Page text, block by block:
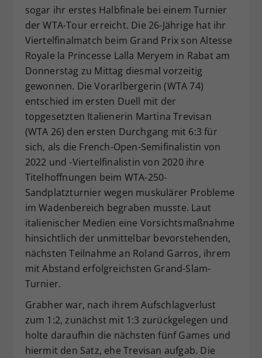
sogar ihr erstes Halbfinale bei einem Turnier
der WTA-Tour erreicht. Die 26-Jährige hat ihr
Viertelfinalmatch beim Grand Prix son Altesse
Royale la Princesse Lalla Meryem in Rabat am
Donnerstag zu Mittag diesmal vorzeitig
gewonnen. Die Vorarlbergerin (WTA 74)
entschied im ersten Duell mit der
topgesetzten Italienerin Martina Trevisan
(WTA 26) den ersten Durchgang mit 6:3 für
sich, als die French-Open-Semifinalistin von
2022 und -Viertelfinalistin von 2020 ihre
Titelhoffnungen beim WTA-250-
Sandplatzturnier wegen muskulärer Probleme
im Wadenbereich begraben musste. Laut
italienischer Medien eine Vorsichtsmaßnahme
hinsichtlich der unmittelbar bevorstehenden,
nächsten Teilnahme an Roland Garros, ihrem
mit Abstand erfolgreichsten Grand-Slam-
Turnier.
Grabher war, nach ihrem Aufschlagverlust
zum 1:2, zunächst mit 1:3 zurückgelegen und
holte daraufhin die nächsten fünf Games und
hiermit den Satz, ehe Trevisan aufgab. Die
Zweck
Dieser Wert speichert Ihre Consent-
Einstellungen. Unter anderem eine
zufällig generierte ID, für die
historische Speicherung Ihrer
vorgenommen Einstellungen, falls der
Webseiten-Betreiber dies eingestellt
hat.